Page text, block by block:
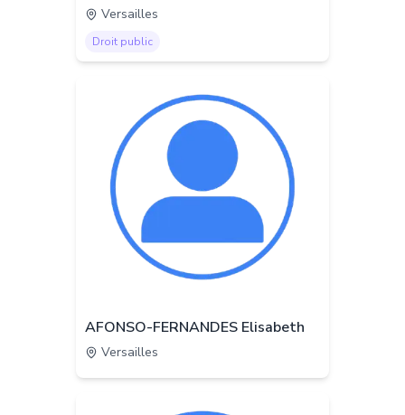
Versailles
Droit public
AFONSO-FERNANDES Elisabeth
Versailles